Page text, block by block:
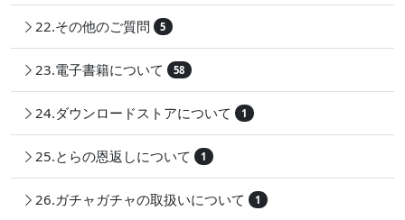
22.その他のご質問 5
23.電子書籍について 58
24.ダウンロードストアについて 1
25.とらの恩返しについて 1
26.ガチャガチャの取扱いについて 1